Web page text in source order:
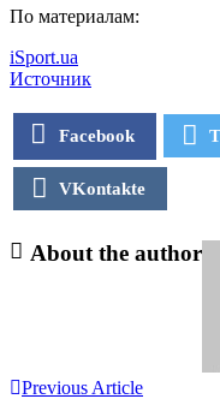
По материалам:
iSport.ua
Источник
Facebook
VKontakte
About the author
Previous Article